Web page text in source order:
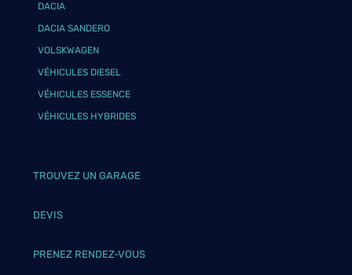
DACIA
DACIA SANDERO
VOLSKWAGEN
VÉHICULES DIESEL
VÉHICULES ESSENCE
VÉHICULES HYBRIDES
TROUVEZ UN GARAGE
DEVIS
PRENEZ RENDEZ-VOUS